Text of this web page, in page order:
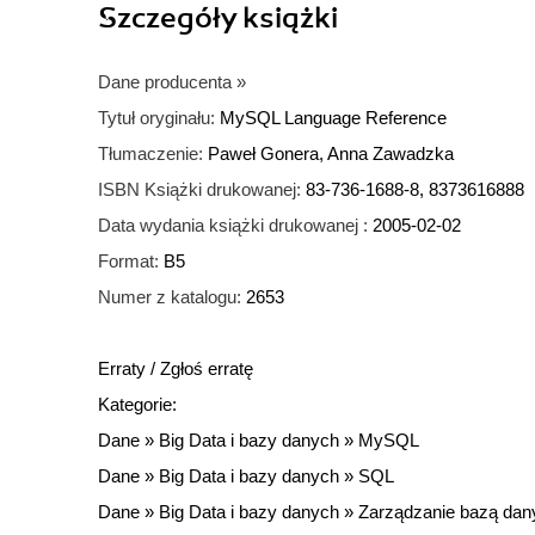
Szczegółyksiążki
Dane producenta »
Tytuł oryginału: MySQL Language Reference
Tłumaczenie: Paweł Gonera, Anna Zawadzka
ISBN Książki drukowanej: 83-736-1688-8, 8373616888
Data wydania książki drukowanej : 2005-02-02
Format: B5
Numer z katalogu: 2653
Erraty / Zgłoś erratę
Kategorie:
Dane » Big Data i bazy danych » MySQL
Dane » Big Data i bazy danych » SQL
Dane » Big Data i bazy danych » Zarządzanie bazą